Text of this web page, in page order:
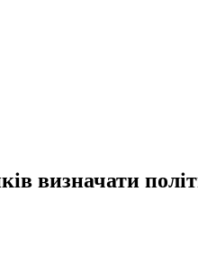
визначати